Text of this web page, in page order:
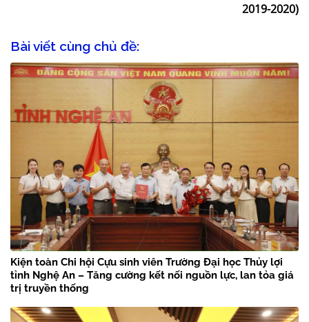
2019-2020)
Bài viết cùng chủ đề:
Kiện toàn Chi hội Cựu sinh viên Trường Đại học Thủy lợi
tỉnh Nghệ An – Tăng cường kết nối nguồn lực, lan tỏa giá
trị truyền thống